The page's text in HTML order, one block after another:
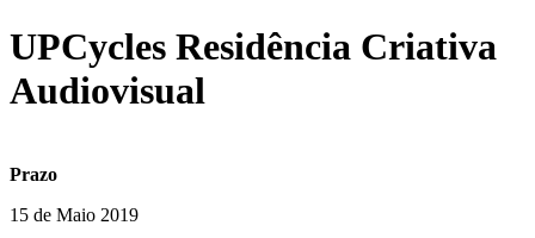
UPCycles Residência Criativa
Audiovisual
Prazo
15 de Maio 2019